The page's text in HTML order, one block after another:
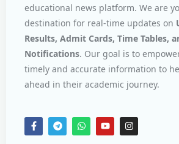
educational news platform. We are
destination for real-time updates on
Results, Admit Cards, Time Tables,
Notifications. Our goal is to
timely and accurate information to
ahead in their academic journey.